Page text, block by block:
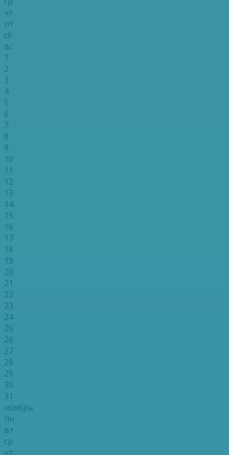
чт
пт
сб
вс
1
2
3
4
5
6
7
8
9
10
11
12
13
14
15
16
17
18
19
20
21
22
23
24
25
26
27
28
29
30
31
ноябрь
пн
вт
ср
чт